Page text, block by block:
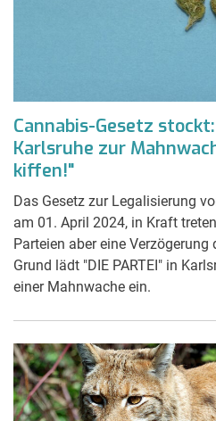
Cannabis-Gesetz
Karlsruhe zur
kiffen!"
Das Gesetz zur Legalisierung
am 01. April 2024, in Kraft
Parteien aber eine Verzögerung
Grund lädt "DIE PARTEI" in
einer Mahnwache ein.